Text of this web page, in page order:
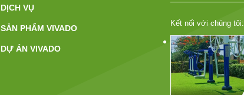
DỊCH VỤ
SẢN PHẨM VIVADO
DỰ ÁN VIVADO
Kết nối với chúng tôi: